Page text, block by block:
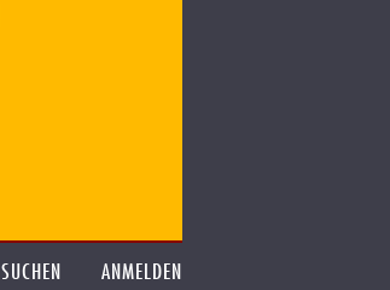
SUCHEN ANMELDEN